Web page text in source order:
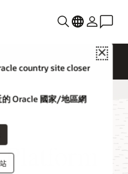
Close
country site closer
的 Oracle 國家/地區網